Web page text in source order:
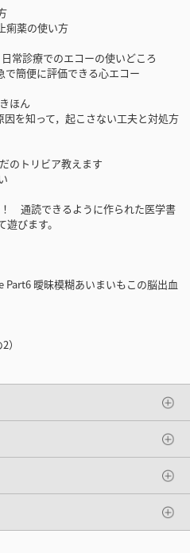
痢薬の使い方
常診療でのエコーの使いどころ
簡便に評価できる心エコー
ほん
を知って，起こさない工夫と対処方
のトリビア教えます
通読できるように作られた医学書
びます。
曖昧模糊あいまいもこの脳出血